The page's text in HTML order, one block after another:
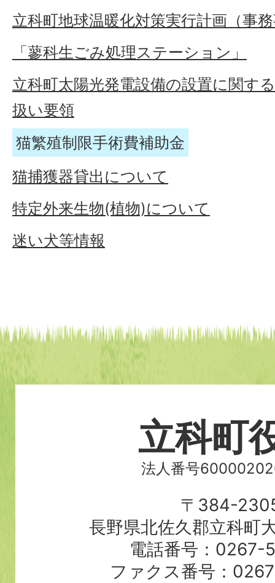
立科町地球温暖化対策実行計画（事
「蓼科生ごみ処理ステーション」
立科町太陽光発電設備の設置に関す
扱い要領
猫繁殖制限手術費補助金
猫捕獲器貸出について
特定外来生物(植物)について
迷い犬等情報
立科町
法人番号
〒384-
長野県北佐久郡立科町
電話番号：0267-
ファクス番号：